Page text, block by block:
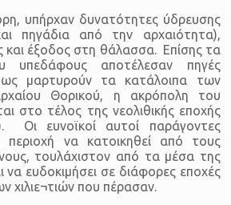
υπήρχαν δυνατότητες ύδρευσης
πηγάδια από την αρχαιότητα),
και έξοδος στη θάλασσα. Επίσης τα
υπεδάφους αποτέλεσαν πηγές
μαρτυρούν τα κατάλοιπα των
Θορικού, η ακρόπολη του
στο τέλος της νεολιθικής εποχής
Οι ευνοϊκοί αυτοί παράγοντες
να κατοικηθεί από τους
τουλάχιστον από τα μέσα της
να ευδοκιμήσει σε διάφορες εποχές
χιλιε¬τιών που πέρασαν.